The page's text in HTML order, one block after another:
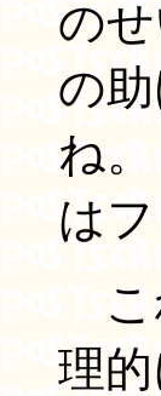
の
の
ね
は
こ
理